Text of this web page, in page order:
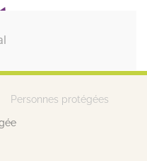
Personnes protégées